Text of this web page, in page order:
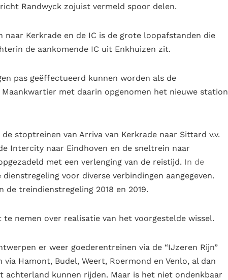
Randwyck zojuist vermeld spoor delen.
Kerkrade en de IC is de grote loopafstanden die
de aankomende IC uit Enkhuizen zit.
pas geëffectueerd kunnen worden als de
met daarin opgenomen het nieuwe station
stoptreinen van Arriva van Kerkrade naar Sittard v.v.
Intercity naar Eindhoven en de sneltrein naar
met een verlenging van de reistijd. In de
voor diverse verbindingen aangegeven.
treindienstregeling 2018 en 2019.
nemen over realisatie van het voorgestelde wissel.
er weer goederentreinen via de “IJzeren Rijn”
Hamont, Budel, Weert, Roermond en Venlo, al dan
achterland kunnen rijden. Maar is het niet ondenkbaar